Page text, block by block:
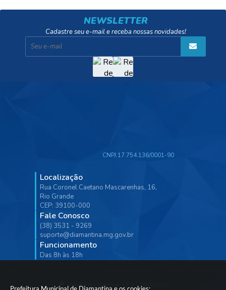
NEWSLETTER
Cadastre seu e-mail e receba nossas novidades!
Localização
Rua Coronel Caetano Mascarenhas, 16,
Rio Grande
CEP: 39100-000
Fale Conosco
(38) 3531 - 9269
suporte@diamantina.mg.gov.br
Funcionamento
Das 8h às 18h
CNPJ:17.754.136/0001-90
Versão do Sistema:
3.5.3 - 19/06/2026